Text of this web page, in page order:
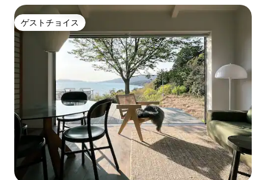
ゲストチョイス
ゲストチョイス